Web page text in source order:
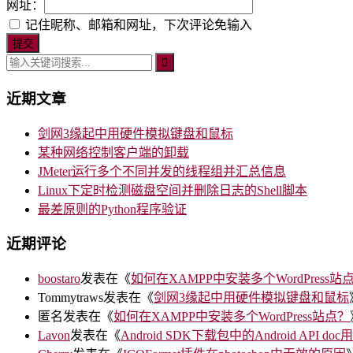
网址：
记住昵称、邮箱和网址，下次评论免输入
近期文章
剑网3缘起中用硬件模拟键盘和鼠标
某种网络控制客户端的卸载
JMeter运行多个不同并发的线程组并汇总信息
Linux下定时检测磁盘空间并删除日志的Shell脚本
最差原则的Python程序验证
近期评论
boostaro发表在《如何在XAMPP中安装多个WordPress站点
Tommytraws发表在《剑网3缘起中用硬件模拟键盘和鼠标
匿名发表在《如何在XAMPP中安装多个WordPress站点？
Lavon发表在《Android SDK下载包中的Android API doc